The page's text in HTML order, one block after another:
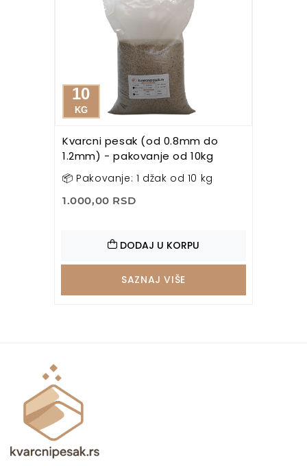
10
KG
Kvarcni pesak (od 0.8mm do
1.2mm) - pakovanje od 10kg
📦 Pakovanje: 1 džak od 10 kg
1.000,00 RSD
DODAJ U KORPU
SAZNAJ VIŠE